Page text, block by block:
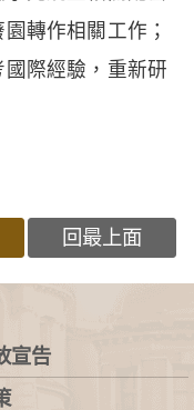
轉作相關工作；
際經驗，重新研
回最上面
宣告